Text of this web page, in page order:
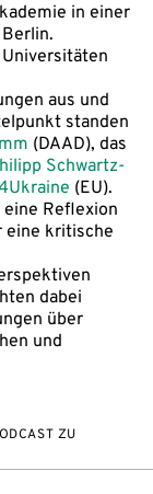
in einer
aus und
standen
(DAAD), das
Schwartz-
(EU).
Reflexion
eine kritische
dabei
über
und
ZU